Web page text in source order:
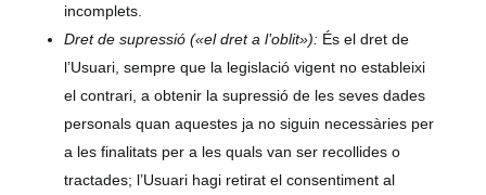
incomplets.
Dret de supressió («el dret a l’oblit»): És el dret de
l’Usuari, sempre que la legislació vigent no estableixi
el contrari, a obtenir la supressió de les seves dades
personals quan aquestes ja no siguin necessàries per
a les finalitats per a les quals van ser recollides o
tractades; l’Usuari hagi retirat el consentiment al